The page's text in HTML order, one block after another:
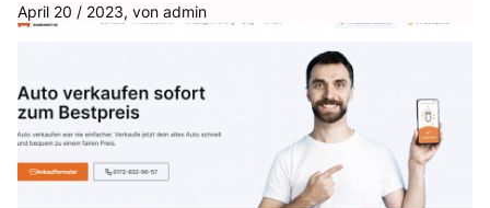
April 20 / 2023, von admin